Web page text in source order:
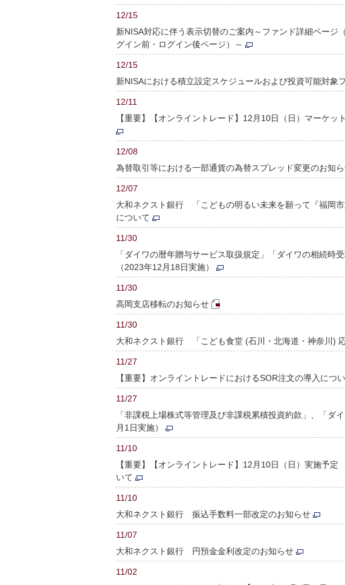
12/15
新NISA対応に伴う表示切替のご案内～ファンド詳細ページ
グイン前・ログイン後ページ）～
12/15
新NISAにおける積立設定スケジュールおよび投資可能対象
12/11
【重要】【オンライントレード】12月10日（日）マーケ
12/08
為替取引等における一部通貨の為替スプレッド変更のお知
12/07
大和ネクスト銀行 「こどもの明るい未来を願って『福岡
について
11/30
「ダイワの暦年贈与サービス取扱規定」「ダイワの相続時
（2023年12月18日実施）
11/30
高岡支店移転のお知らせ
11/30
大和ネクスト銀行 「こども食堂 (石川・北海道・神奈川)
11/27
【重要】オンライントレードにおけるSOR注文の導入につ
11/27
「非課税上場株式等管理及び非課税累積投資約款」、「ダ
月1日実施）
11/10
【重要】【オンライントレード】12月10日（日）実施予
いて
11/10
大和ネクスト銀行 振込手数料一部改定のお知らせ
11/07
大和ネクスト銀行 円預金金利改定のお知らせ
11/02